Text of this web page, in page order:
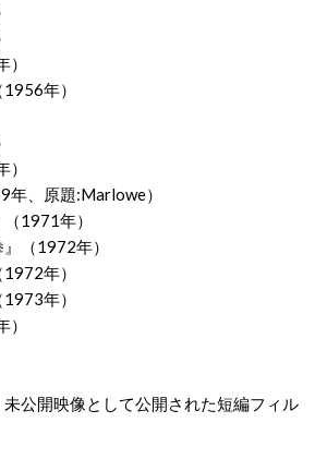
年）
年、原題:Marlowe）
1971年）
（1972年）
年）
年）
公開映像として公開された短編フィル